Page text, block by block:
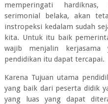
memperingati
serimonial belaka, akan
instropeksi kedalam sudah
kita. Untuk itu baik
wajib menjalin
pendidikan itu dapat tercapai.
Karena Tujuan utama
yang baik dari peserta didik
yang luas yang dapat